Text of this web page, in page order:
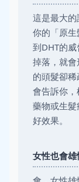
這是最大
你的「原
到DHT的
掉落，就
的頭髮卻
會告訴你
藥物或生
好效果。
女性也會